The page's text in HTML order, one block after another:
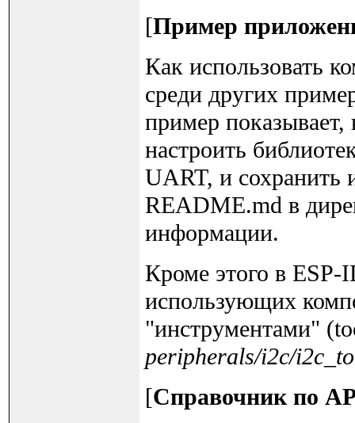
[Пример
Как использовать
среди других
пример
настроить
UART, и сохранить
README.md в
информации.
Кроме этого в ESP-
использующих
"инструментами"
peripherals/i2c/
[Справочник по